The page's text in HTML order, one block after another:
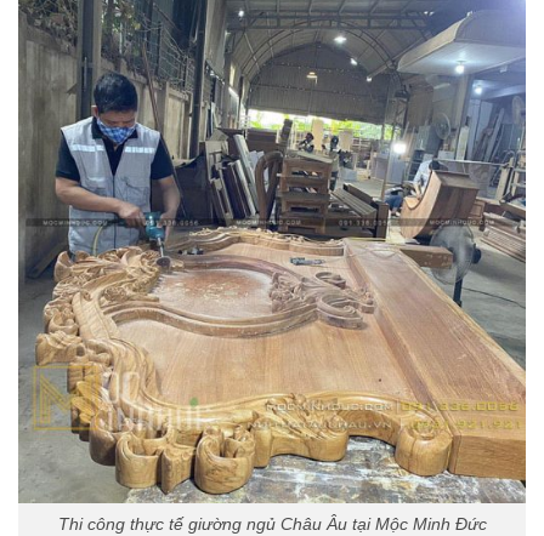
Thi công thực tế giường ngủ Châu Âu tại Mộc Minh Đức